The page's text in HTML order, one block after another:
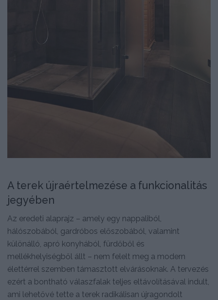
A terek újraértelmezése a funkcionalitás
jegyében
Az eredeti alaprajz – amely egy nappaliból,
hálószobából, gardróbos előszobából, valamint
különálló, apró konyhából, fürdőből és
mellékhelyiségből állt – nem felelt meg a modern
élettérrel szemben támasztott elvárásoknak. A tervezés
ezért a bontható válaszfalak teljes eltávolításával indult,
ami lehetővé tette a terek radikálisan újragondolt